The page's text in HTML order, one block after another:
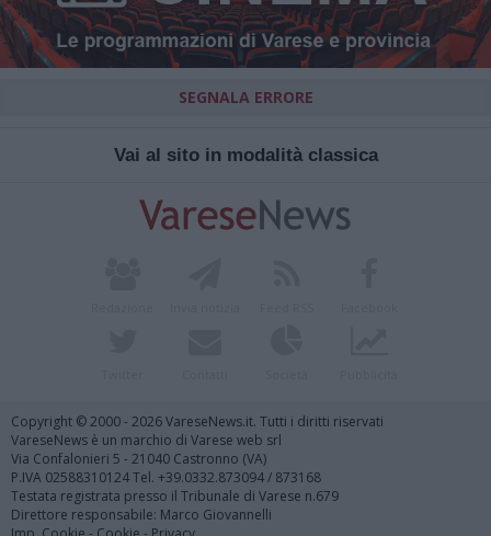
SEGNALA ERRORE
Vai al sito in modalità classica
Copyright © 2000 - 2026 VareseNews.it. Tutti i diritti riservati
VareseNews è un marchio di Varese web srl
Via Confalonieri 5 - 21040 Castronno (VA)
P.IVA 02588310124 Tel. +39.0332.873094 / 873168
Testata registrata presso il Tribunale di Varese n.679
Direttore responsabile: Marco Giovannelli